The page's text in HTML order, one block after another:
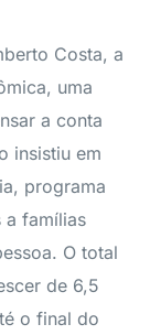
Costa, a
uma
a conta
insistiu em
programa
a famílias
O total
de 6,5
o final do